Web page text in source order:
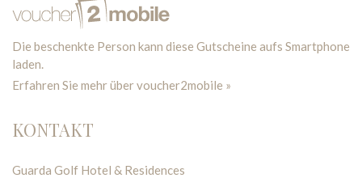
Die beschenkte Person kann diese Gutscheine aufs Smartphone
laden.
Erfahren Sie mehr über voucher2mobile »
KONTAKT
Guarda Golf Hotel & Residences